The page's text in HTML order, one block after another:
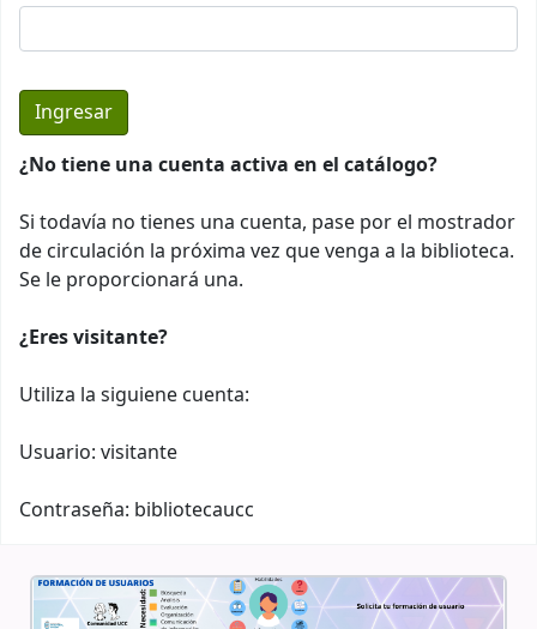
¿No tiene una cuenta activa en el catálogo?
Si todavía no tienes una cuenta, pase por el mostrador
de circulación la próxima vez que venga a la biblioteca.
Se le proporcionará una.
¿Eres visitante?
Utiliza la siguiene cuenta:
Usuario: visitante
Contraseña: bibliotecaucc